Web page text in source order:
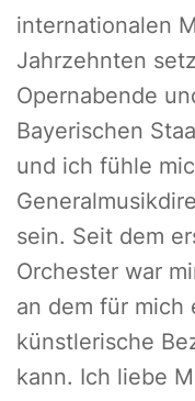
internationalen
Jahrzehnten
Opernabende
Bayerischen
und ich fühle
sein. Seit dem
Orchester war
an dem für mich
künstlerische
kann. Ich liebe